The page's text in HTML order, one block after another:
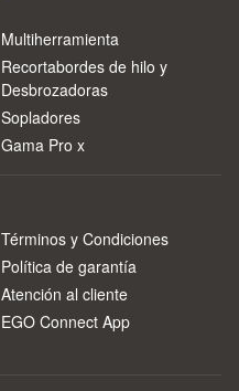
Multiherramienta
Recortabordes de hilo y
Desbrozadoras
Sopladores
Gama Pro x
Términos y Condiciones
Política de garantía
Atención al cliente
EGO Connect App